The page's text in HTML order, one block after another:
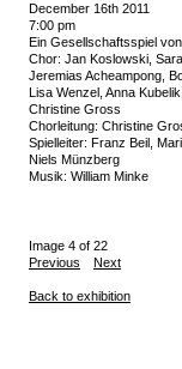
December 16th 2011
7:00 pm
Ein Gesellschaftsspiel
Chor: Jan Koslowski,
Jeremias Acheampong,
Lisa Wenzel, Anna Kubelik,
Christine Gross
Chorleitung: Christine
Spielleiter: Franz Beil,
Niels Münzberg
Musik: William Minke
Image 4 of 22
Previous
Next
Back to exhibition